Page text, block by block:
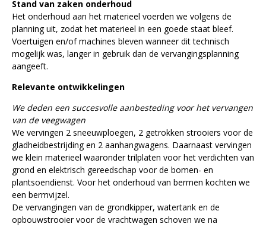
Stand van zaken onderhoud
Het onderhoud aan het materieel voerden we volgens de
planning uit, zodat het materieel in een goede staat bleef.
Voertuigen en/of machines bleven wanneer dit technisch
mogelijk was, langer in gebruik dan de vervangingsplanning
aangeeft.
Relevante ontwikkelingen
We deden een succesvolle aanbesteding voor het vervangen
van de veegwagen
We vervingen 2 sneeuwploegen, 2 getrokken strooiers voor de
gladheidbestrijding en 2 aanhangwagens. Daarnaast vervingen
we klein materieel waaronder trilplaten voor het verdichten van
grond en elektrisch gereedschap voor de bomen- en
plantsoendienst. Voor het onderhoud van bermen kochten we
een bermvijzel.
De vervangingen van de grondkipper, watertank en de
opbouwstrooier voor de vrachtwagen schoven we na